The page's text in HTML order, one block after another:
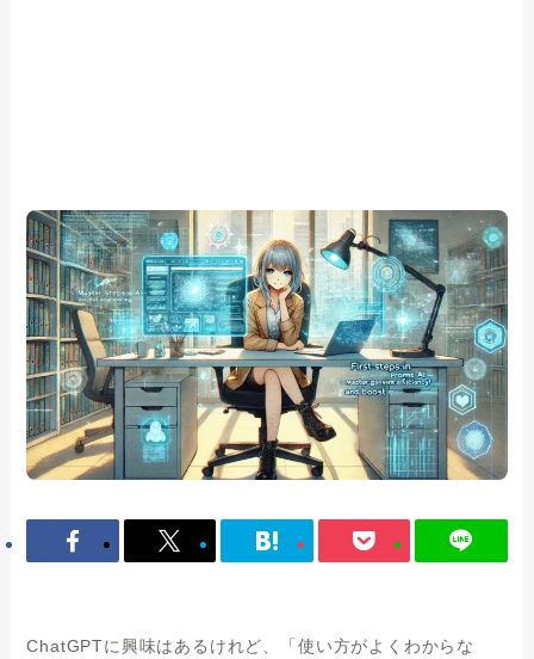
ChatGPTに興味はあるけれど、「使い方がよくわからな